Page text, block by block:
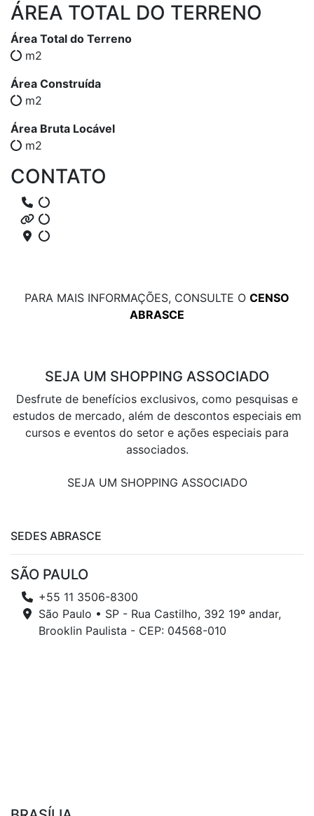
ÁREA TOTAL DO TERRENO
Área Total do Terreno
m2
Área Construída
m2
Área Bruta Locável
m2
CONTATO
PARA MAIS INFORMAÇÕES, CONSULTE O CENSO
ABRASCE
SEJA UM SHOPPING ASSOCIADO
Desfrute de benefícios exclusivos, como pesquisas e
estudos de mercado, além de descontos especiais em
cursos e eventos do setor e ações especiais para
associados.
SEJA UM SHOPPING ASSOCIADO
SEDES ABRASCE
SÃO PAULO
+55 11 3506-8300
São Paulo • SP - Rua Castilho, 392 19º andar,
Brooklin Paulista - CEP: 04568-010